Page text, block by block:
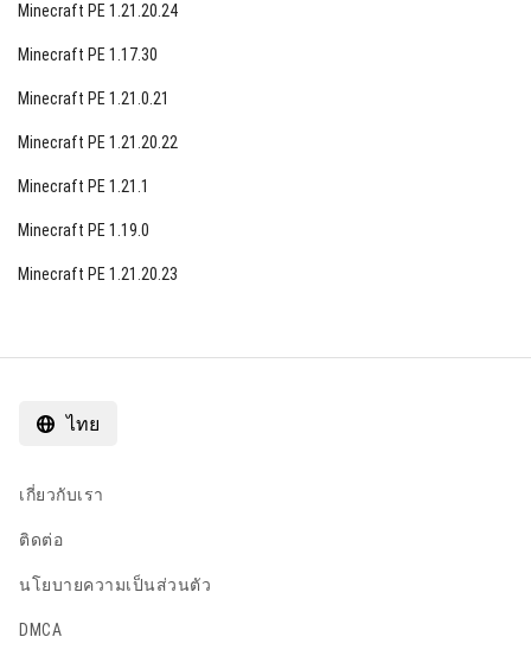
Minecraft PE 1.21.20.24
Minecraft PE 1.17.30
Minecraft PE 1.21.0.21
Minecraft PE 1.21.20.22
Minecraft PE 1.21.1
Minecraft PE 1.19.0
Minecraft PE 1.21.20.23
ไทย
เกี่ยวกับเรา
ติดต่อ
นโยบายความเป็นส่วนตัว
DMCA